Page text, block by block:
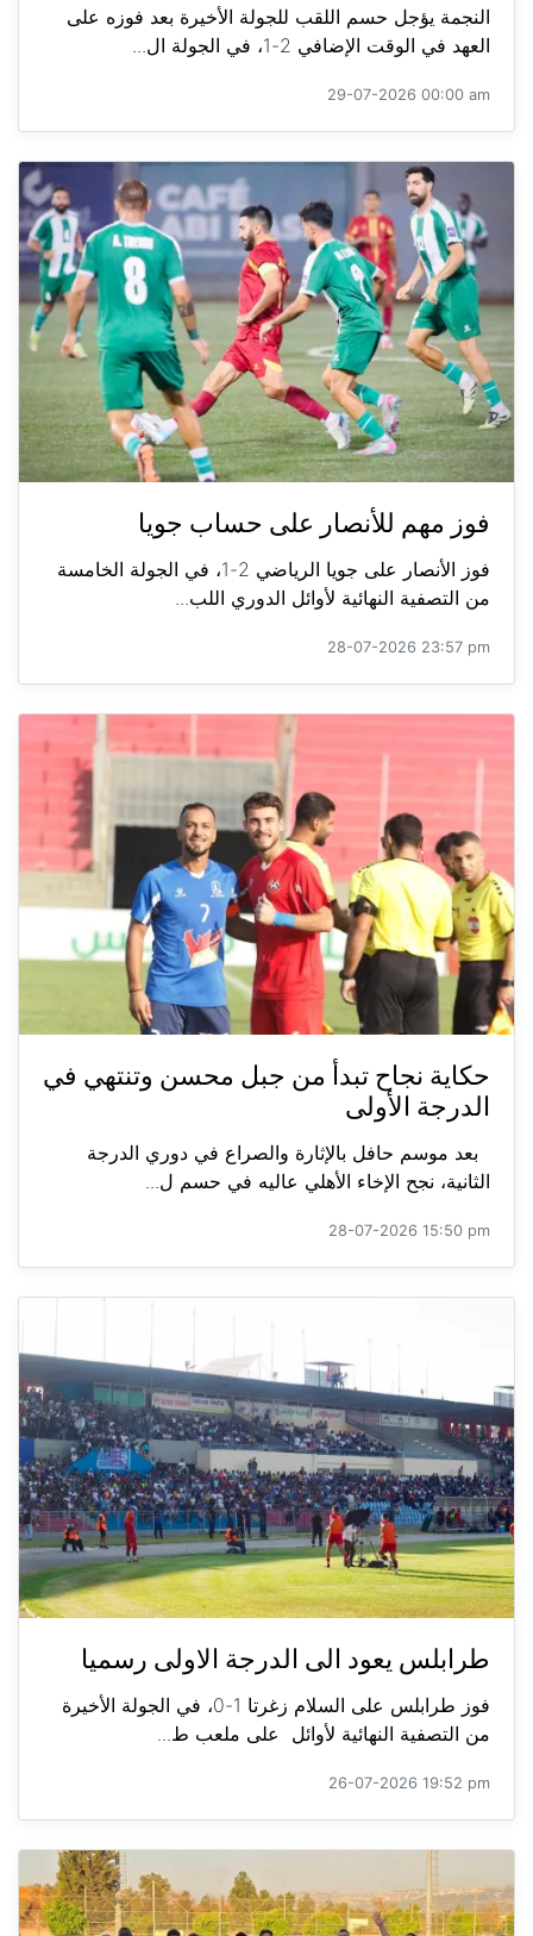
النجمة يؤجل حسم اللقب للجولة الأخيرة بعد فوزه على
العهد في الوقت الإضافي 2-1، في الجولة ال...
29-07-2026 00:00 am
فوز مهم للأنصار على حساب جويا
فوز الأنصار على جويا الرياضي 2-1، في الجولة الخامسة
من التصفية النهائية لأوائل الدوري اللب...
28-07-2026 23:57 pm
حكاية نجاح تبدأ من جبل محسن وتنتهي في
الدرجة الأولى
بعد موسم حافل بالإثارة والصراع في دوري الدرجة
الثانية، نجح الإخاء الأهلي عاليه في حسم ل...
28-07-2026 15:50 pm
طرابلس يعود الى الدرجة الاولى رسميا
فوز طرابلس على السلام زغرتا 1-0، في الجولة الأخيرة
من التصفية النهائية لأوائل على ملعب ط...
26-07-2026 19:52 pm